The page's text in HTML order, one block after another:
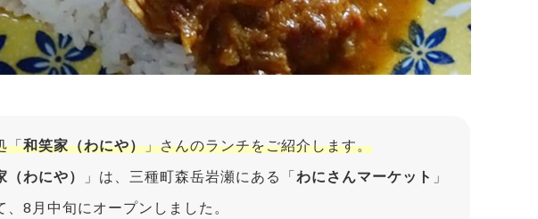
「和笑家（わにや）」さんのランチをご紹介します。
（わにや） 」は、三種町森岳岩瀬にある「わにさんマーケット 」
、8月中旬にオープンしました。